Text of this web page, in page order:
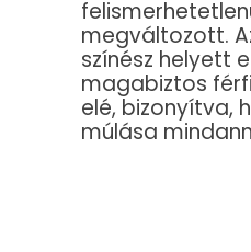
megváltozott.
színész helyett
magabiztos
elé, bizonyítva,
múlása